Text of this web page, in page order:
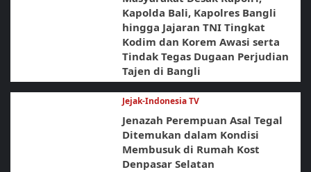
Kapolda Bali, Kapolres Bangli
hingga Jajaran TNI Tingkat
Kodim dan Korem Awasi serta
Tindak Tegas Dugaan Perjudian
Tajen di Bangli
Jejak-Indonesia TV
Jenazah Perempuan Asal Tegal
Ditemukan dalam Kondisi
Membusuk di Rumah Kost
Denpasar Selatan